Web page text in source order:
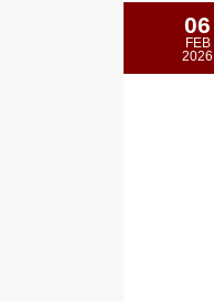
06
FEB
2026